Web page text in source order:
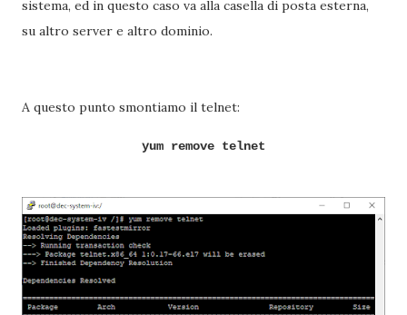
sistema, ed in questo caso va alla casella di posta esterna,
su altro server e altro dominio.
A questo punto smontiamo il telnet:
yum remove telnet